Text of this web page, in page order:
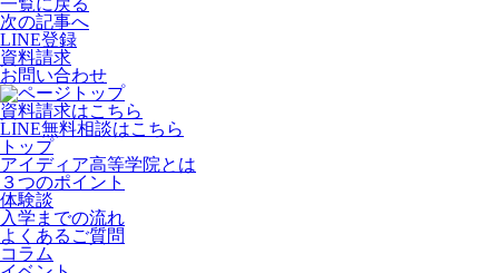
一覧に戻る
次の記事へ
LINE登録
資料請求
お問い合わせ
資料請求はこちら
LINE無料相談はこちら
トップ
アイディア高等学院とは
３つのポイント
体験談
入学までの流れ
よくあるご質問
コラム